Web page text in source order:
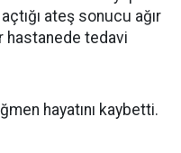
ateş sonucu ağır
hastanede tedavi
hayatını kaybetti.